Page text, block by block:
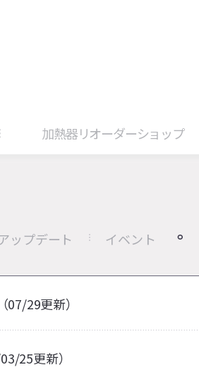
加熱器リオーダーショップ
ップデート イベント
29更新）
25更新）